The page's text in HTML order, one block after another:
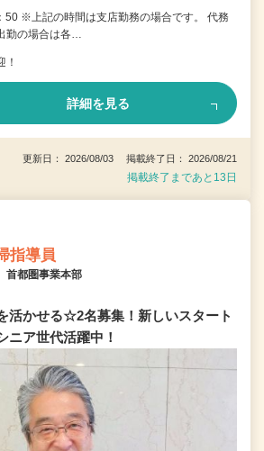
50 ※上記の時間は支店勤務の場合です。 代務
勤の場合は各…
！
詳細を見る
更新日： 2026/08/03 掲載終了日： 2026/08/21
掲載終了まであと13日
指導員
都圏事業本部
活かせる☆2名募集！新しいスタート
ニア世代活躍中！